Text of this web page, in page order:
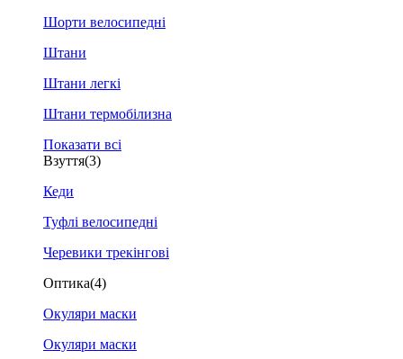
Шорти велосипедні
Штани
Штани легкі
Штани термобілизна
Показати всі
Взуття(3)
Кеди
Туфлі велосипедні
Черевики трекінгові
Оптика(4)
Окуляри маски
Окуляри маски